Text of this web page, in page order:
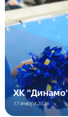
ХК
17 января 2026